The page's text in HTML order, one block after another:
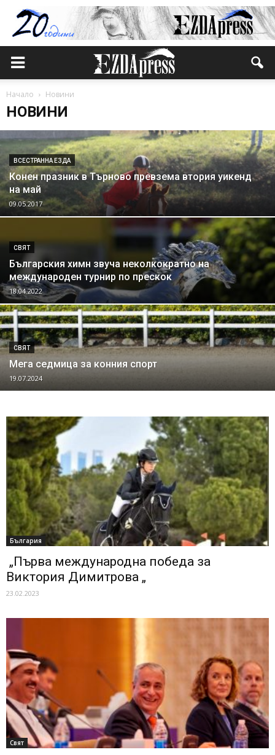
Начало Новини
НОВИНИ
ВСЕСТРАННА ЕЗДА
Конен празник в Търново превзема втория уикенд
на май
09.05.2017
СВЯТ
Българския химн звуча неколкократно на
международен турнир по прескок
18.04.2022
СВЯТ
Мега седмица за конния спорт
19.07.2024
България
„Първа международна победа за
Виктория Димитрова „
23.02.2023
Свят